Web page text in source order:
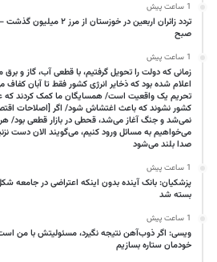
1 ساعت پیش
تردد زائران اربعین در خوزستان از مرز
صبح
1 ساعت پیش
زمانی که دولت را تحویل گرفتیم، با قطعی آب، گاز و برق
اعلام شده بود که ذخایر انرژی کشور فقط تا آبان
تحریم یک واقعیت است/ همسایگان ما کمک کردند که
کشور نشوند که باعث اغتشاش شود/ اگر [اصلاحات
نمی‌شد و جنگ آغاز می‌شد، قحطی در بازار قطعی بود/ هر
می‌خواهیم به مسائل ورود کنیم، می‌گویند الان دست
صدا بلند می‌شود
1 ساعت پیش
پزشکیان: بانک آینده بدون اینکه اعتراضی در جامعه
بسته شد
1 ساعت پیش
ویسی: اگر ذوب‌آهن نتیجه نگیرد، مسئولیتش با من
خودمان ستاره بسازیم